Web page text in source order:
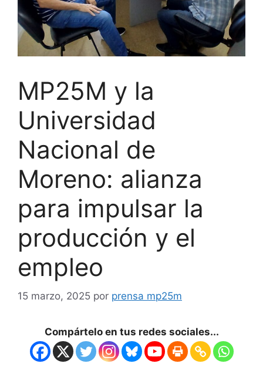
MP25M y la
Universidad
Nacional de
Moreno: alianza
para impulsar la
producción y el
empleo
15 marzo, 2025 por prensa mp25m
Compártelo en tus redes sociales...